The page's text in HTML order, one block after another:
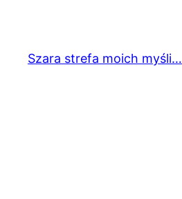
treściSzara strefa moich myśli…